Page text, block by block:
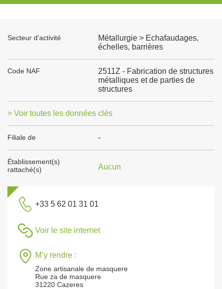
Secteur d'activité
Métallurgie > Echafaudages,
échelles, barrières
Code NAF
2511Z - Fabrication de structures
métalliques et de parties de
structures
> Voir toutes les données clés
Filiale de -
Établissement(s)
rattaché(s)
Aucun
+33 5 62 01 31 01
Voir le site internet
M’y rendre :
Zone artisanale de masquere
Rue za de masquere
31220 Cazeres